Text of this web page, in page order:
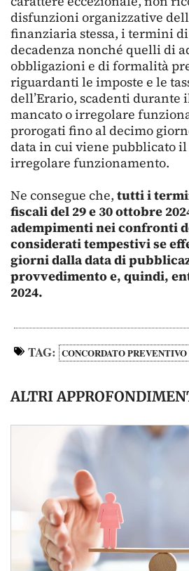
disfunzioni organizzative
finanziaria stessa, i termini
decadenza nonché quelli di
obbligazioni e di formalità
riguardanti le imposte e le
dell’Erario, scadenti durante
mancato o irregolare
prorogati fino al decimo
data in cui viene pubblicato
irregolare funzionamento.
Ne consegue che, tutti i
fiscali del 29 e 30 ottobre
adempimenti nei confronti
considerati tempestivi se
giorni dalla data di
provvedimento e, quindi,
2024.
TAG: CONCORDATO
ALTRI